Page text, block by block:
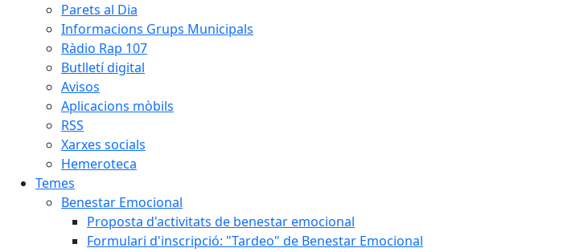
Parets al Dia
Informacions Grups Municipals
Ràdio Rap 107
Butlletí digital
Avisos
Aplicacions mòbils
RSS
Xarxes socials
Hemeroteca
Temes
Benestar Emocional
Proposta d'activitats de benestar emocional
Formulari d'inscripció: "Tardeo" de Benestar Emocional